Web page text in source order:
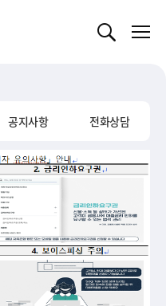
공지사항 전화상담